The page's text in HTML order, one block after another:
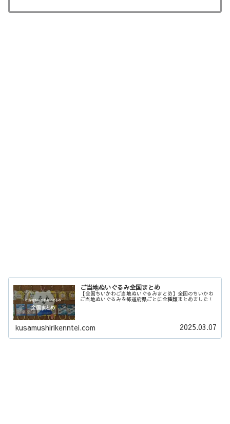
ご当地ぬいぐるみ全国まとめ
【全国ちいかわご当地ぬいぐるみまとめ】全国のちいかわ
ご当地ぬいぐるみを都道府県ごとに全種類まとめました！
kusamushirikenntei.com 2025.03.07